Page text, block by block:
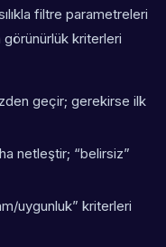
filtre parametreleri
görünürlük kriterleri
geçir; gerekirse ilk
netleştir; “belirsiz”
uygunluk” kriterleri